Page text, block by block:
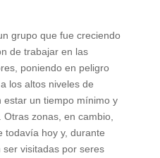
grupo que fue creciendo
de trabajar en las
poniendo en peligro
los altos niveles de
estar un tiempo mínimo y
zonas, en cambio,
todavía hoy y, durante
visitadas por seres